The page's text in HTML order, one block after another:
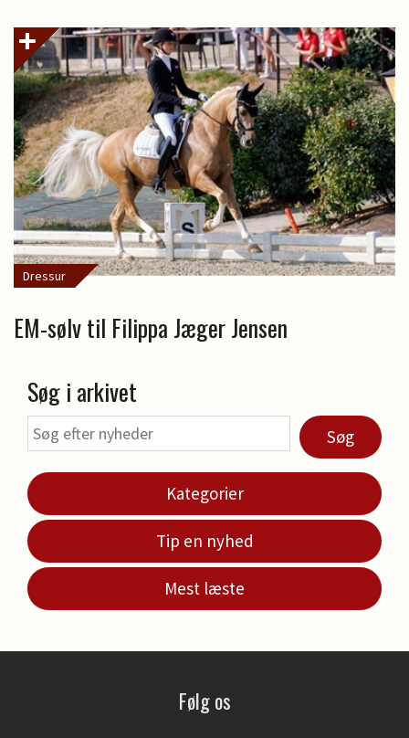
Dressur
EM-sølv til Filippa Jæger Jensen
Søg i arkivet
Søg
Kategorier
Tip en nyhed
Mest læste
Følg os